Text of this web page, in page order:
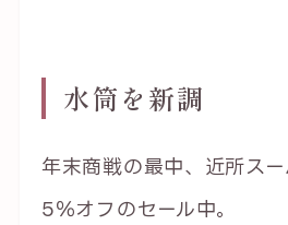
水筒を新調
年末商戦の最中、近所ス
5％オフのセール中。